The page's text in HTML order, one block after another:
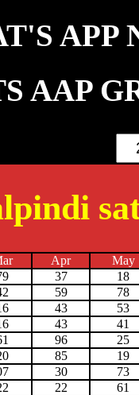
APP
AAP
Apr
May
37
18
59
78
43
53
43
41
96
25
85
19
30
73
22
61